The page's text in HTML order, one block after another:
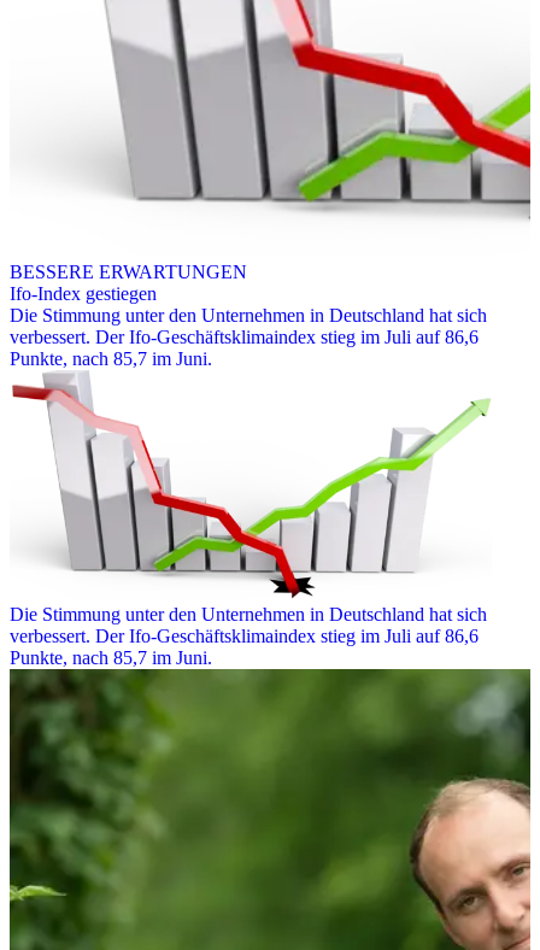
BESSERE ERWARTUNGEN
Ifo-Index gestiegen
Die Stimmung unter den Unternehmen in Deutschland hat sich
verbessert. Der Ifo-Geschäftsklimaindex stieg im Juli auf 86,6
Punkte, nach 85,7 im Juni.
Die Stimmung unter den Unternehmen in Deutschland hat sich
verbessert. Der Ifo-Geschäftsklimaindex stieg im Juli auf 86,6
Punkte, nach 85,7 im Juni.